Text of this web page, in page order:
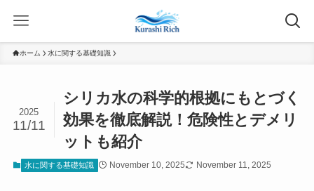
ホーム 水に関する基礎知識
シリカ水の科学的根拠にもとづく
効果を徹底解説！危険性とデメリ
ットも紹介
2025
11/11
水に関する基礎知識 November 10, 2025 November 11, 2025